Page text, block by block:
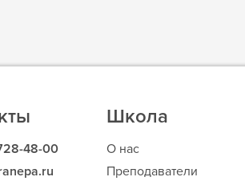
48-00
Школа
О нас
Преподаватели